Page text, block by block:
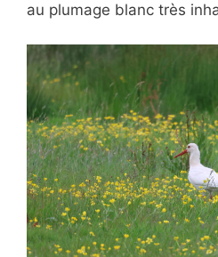
au plumage blanc très